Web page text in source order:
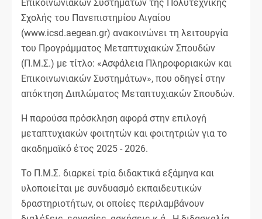
Επικοινωνιακών Συστημάτων της Πολυτεχνικής
Σχολής του Πανεπιστημίου Αιγαίου
(www.icsd.aegean.gr) ανακοινώνει τη λειτουργία
του Προγράμματος Μεταπτυχιακών Σπουδών
(Π.Μ.Σ.) με τίτλο: «Ασφάλεια Πληροφοριακών και
Επικοινωνιακών Συστημάτων», που οδηγεί στην
απόκτηση Διπλώματος Μεταπτυχιακών Σπουδών.
Η παρούσα πρόσκληση αφορά στην επιλογή
μεταπτυχιακών φοιτητών και φοιτητριών για το
ακαδημαϊκό έτος 2025 - 2026.
Το Π.Μ.Σ. διαρκεί τρία διδακτικά εξάμηνα και
υλοποιείται με συνδυασμό εκπαιδευτικών
δραστηριοτήτων, οι οποίες περιλαμβάνουν